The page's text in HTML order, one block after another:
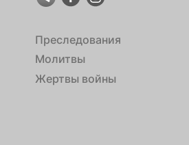
Преследования
Молитвы
Жертвы войны